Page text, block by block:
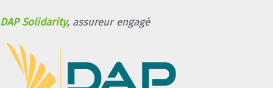
DAP Solidarity, assureur engagé